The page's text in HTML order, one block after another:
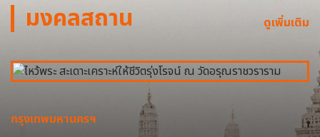
มงคลสถาน ดูเพิ่มเติม
กรุงเทพมหานครฯ